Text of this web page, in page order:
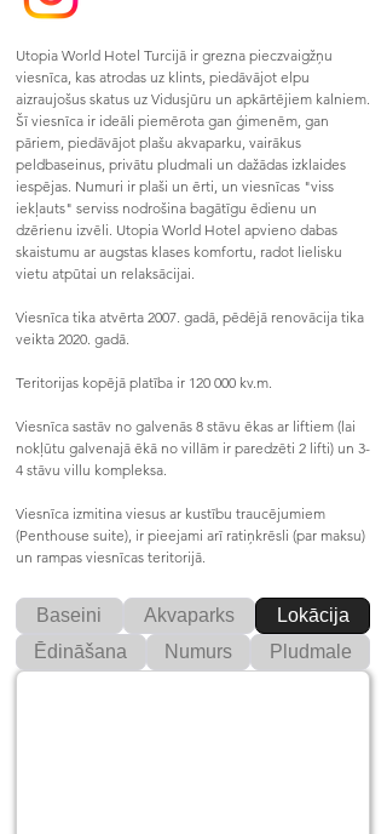
Utopia World Hotel Turcijā ir grezna pieczvaigžņu
viesnīca, kas atrodas uz klints, piedāvājot elpu
aizraujošus skatus uz Vidusjūru un apkārtējiem kalniem.
Šī viesnīca ir ideāli piemērota gan ģimenēm, gan
pāriem, piedāvājot plašu akvaparku, vairākus
peldbaseinus, privātu pludmali un dažādas izklaides
iespējas. Numuri ir plaši un ērti, un viesnīcas "viss
iekļauts" serviss nodrošina bagātīgu ēdienu un
dzērienu izvēli. Utopia World Hotel apvieno dabas
skaistumu ar augstas klases komfortu, radot lielisku
vietu atpūtai un relaksācijai.
Viesnīca tika atvērta 2007. gadā, pēdējā renovācija tika
veikta 2020. gadā.
Teritorijas kopējā platība ir 120 000 kv.m.
Viesnīca sastāv no galvenās 8 stāvu ēkas ar liftiem (lai
nokļūtu galvenajā ēkā no villām ir paredzēti 2 lifti) un 3-
4 stāvu villu kompleksa.
Viesnīca izmitina viesus ar kustību traucējumiem
(Penthouse suite), ir pieejami arī ratiņkrēsli (par maksu)
un rampas viesnīcas teritorijā.
Baseini Akvaparks
Lokācija
Ēdināšana
Numurs Pludmale